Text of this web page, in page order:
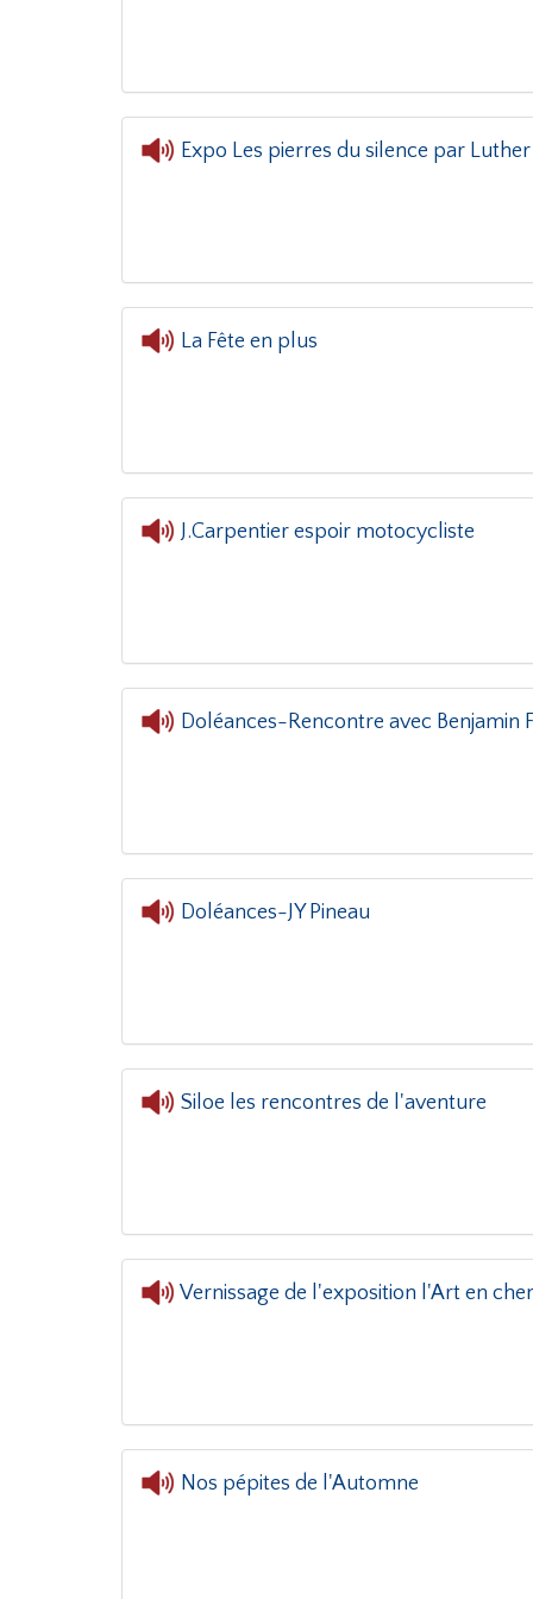
Expo Les pierres du silence par Luther
La Fête en plus
J.Carpentier espoir motocycliste
Doléances-Rencontre avec Benjamin
Doléances-JY Pineau
Siloe les rencontres de l'aventure
Vernissage de l'exposition l'Art en
Nos pépites de l'Automne